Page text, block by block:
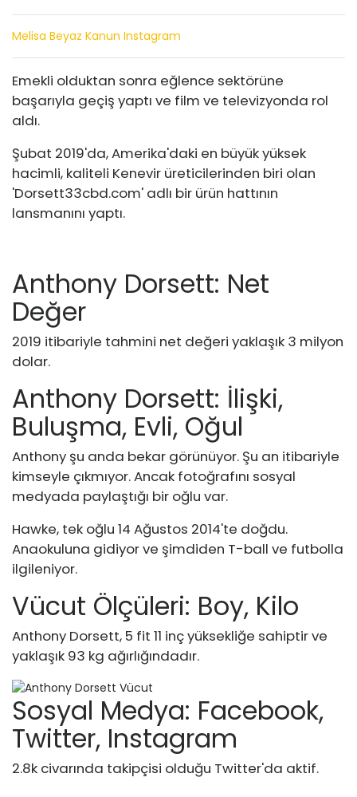
Melisa Beyaz Kanun Instagram
Emekli olduktan sonra eğlence sektörüne
başarıyla geçiş yaptı ve film ve televizyonda rol
aldı.
Şubat 2019'da, Amerika'daki en büyük yüksek
hacimli, kaliteli Kenevir üreticilerinden biri olan
'Dorsett33cbd.com' adlı bir ürün hattının
lansmanını yaptı.
Anthony Dorsett: Net
Değer
2019 itibariyle tahmini net değeri yaklaşık 3 milyon
dolar.
Anthony Dorsett: İlişki,
Buluşma, Evli, Oğul
Anthony şu anda bekar görünüyor. Şu an itibariyle
kimseyle çıkmıyor. Ancak fotoğrafını sosyal
medyada paylaştığı bir oğlu var.
Hawke, tek oğlu 14 Ağustos 2014'te doğdu.
Anaokuluna gidiyor ve şimdiden T-ball ve futbolla
ilgileniyor.
Vücut Ölçüleri: Boy, Kilo
Anthony Dorsett, 5 fit 11 inç yüksekliğe sahiptir ve
yaklaşık 93 kg ağırlığındadır.
Sosyal Medya: Facebook,
Twitter, Instagram
2.8k civarında takipçisi olduğu Twitter'da aktif.